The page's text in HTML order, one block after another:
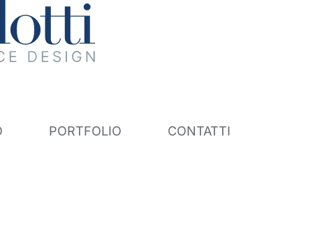
PORTFOLIO CONTATTI